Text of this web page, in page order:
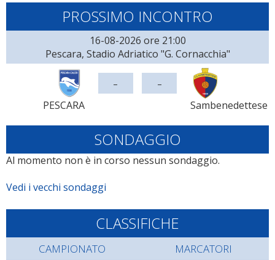
PROSSIMO INCONTRO
16-08-2026 ore 21:00
Pescara, Stadio Adriatico "G. Cornacchia"
PESCARA
- -
Sambenedettese
SONDAGGIO
Al momento non è in corso nessun sondaggio.
Vedi i vecchi sondaggi
CLASSIFICHE
CAMPIONATO MARCATORI